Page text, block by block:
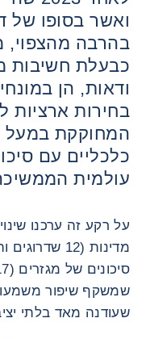
ואשר בסופו של
כבעלת חשיבות
ודאות, הן
בחירות ארציות
כלכליים עם
עולמית
שמשקף שיפור
שעודנה מאד בלתי